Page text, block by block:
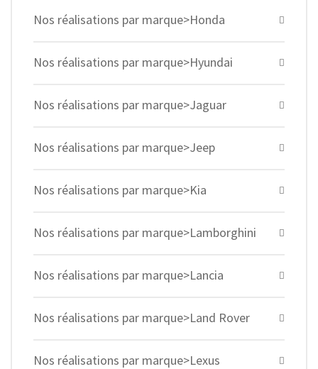
Nos réalisations par marque>Honda
Nos réalisations par marque>Hyundai
Nos réalisations par marque>Jaguar
Nos réalisations par marque>Jeep
Nos réalisations par marque>Kia
Nos réalisations par marque>Lamborghini
Nos réalisations par marque>Lancia
Nos réalisations par marque>Land Rover
Nos réalisations par marque>Lexus